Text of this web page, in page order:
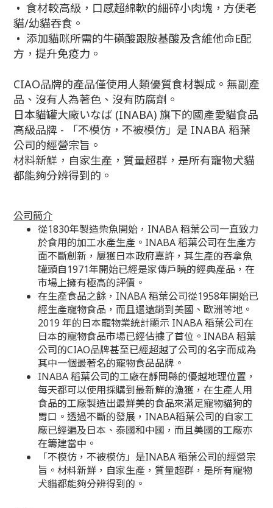
• 食材較高級，口感超綿軟的細碎小肉塊，方便老
貓/幼貓吞食。
• 添加貓咪所需的牛磺酸跟胺基酸及含維他命E配
方，提升免疫力。
CIAO品牌的產品僅使用人類優質食材製成。無副產
品、沒有人為著色、沒有防腐劑。
日本貓罐大廠いなば (INABA) 旗下的國產愛貓食品
高級品牌 - 「不模仿，不被模仿」是 INABA 稻葉
公司的經營宗旨。
材料新鮮，自家生產，質量超群，是所有寵物犬貓
都能夠分辨得到的。
公司簡介
從1830年製造柴魚開始，INABA 稻葉公司一直致力
於食用的加工水產生產。INABA 稻葉公司在生產方
面不斷創新，屢獲日本政府嘉許，其生產的吞拿魚
罐頭自1971年開始已經是家傳戶曉的經典產品，在
市場上擁有極高的評價。
在生產食品之餘，INABA 稻葉公司從1958年開始已
經生產寵物食品，而且還遠銷到美國、歐洲等地。
2019 年的日本寵物業統計顯示 INABA 稻葉公司在
日本的寵物食品市場已經佔據了首位。INABA 稻葉
公司的CIAO品牌甚至已經超越了公司的名字而成為
其中一個最著名的寵物食品品牌。
INABA 稻葉公司的工廠在靜岡縣的優越地理位置，
每天都可以使用採購到最新鮮的漁獲，在生產人用
食品的工廠製造出最鮮美的食品來滿足寵物貓狗的
胃口。 透過不斷的發展，INABA稻葉公司的自家工
廠已經遍及日本、泰國和中國，而且美國的工廠亦
在籌建當中。
「不模仿，不被模仿」是INABA 稻葉公司的經營宗
旨。材料新鮮，自家生產，質量超群，是所有寵物
犬貓都能夠分辨得到的。